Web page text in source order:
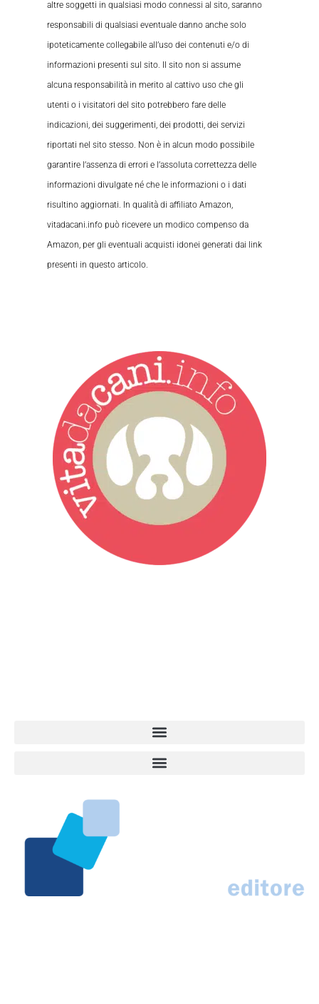
altre soggetti in qualsiasi modo connessi al sito, saranno
responsabili di qualsiasi eventuale danno anche solo
ipoteticamente collegabile all’uso dei contenuti e/o di
informazioni presenti sul sito. Il sito non si assume
alcuna responsabilità in merito al cattivo uso che gli
utenti o i visitatori del sito potrebbero fare delle
indicazioni, dei suggerimenti, dei prodotti, dei servizi
riportati nel sito stesso. Non è in alcun modo possibile
garantire l’assenza di errori e l’assoluta correttezza delle
informazioni divulgate né che le informazioni o i dati
risultino aggiornati. In qualità di affiliato Amazon,
vitadacani.info può ricevere un modico compenso da
Amazon, per gli eventuali acquisti idonei generati dai link
presenti in questo articolo.